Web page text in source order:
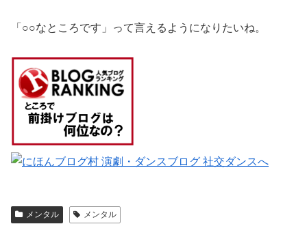
「○○なところです」って言えるようになりたいね。
メンタル メンタル